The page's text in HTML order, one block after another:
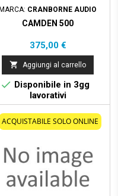
CRANBORNE AUDIO
CAMDEN 500
Prezzo
375,00 €
 Aggiungi al carrello
 Disponibile in 3gg
lavorativi
ACQUISTABILE SOLO ONLINE